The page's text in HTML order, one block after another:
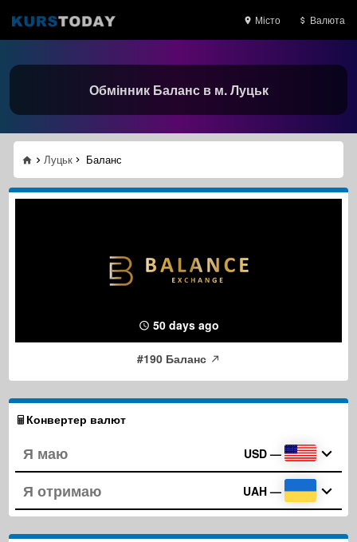
Місто Валюта
Обмінник Баланс в м. Луцьк
Луцьк Баланс
50 days ago
#190 Баланс
Конвертер валют
USD —
UAH —